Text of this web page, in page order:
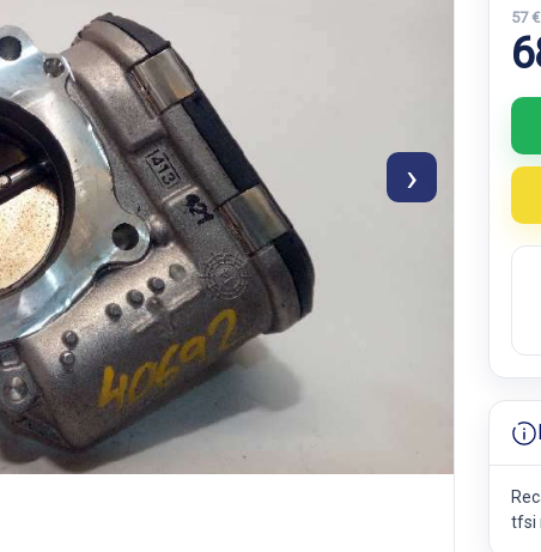
›
57
tfsi